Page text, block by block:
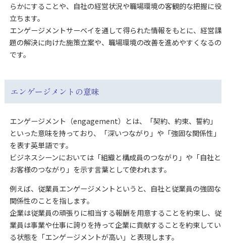
らかにすることや、自社の経営状況や職場環境の客観的な把握に役
立ちます。
エンゲージメントサーベイを通して得られた情報をもとに、経営課
題の解決に向けた施策立案や、職場環境の改善を進めやすくなるの
です。
エンゲージメントの意味
エンゲージメント（engagement）とは、「契約、約束、誓約」
といった意味を持っており、「深いつながり」や「強固な関係性」
を表す英単語です。
ビジネスシーンにおいては「組織と構成員のつながり」や「自社と
お客様のつながり」を示す言葉として使われます。
例えば、従業員エンゲージメントというと、自社と従業員の強固な
関係性のことを指します。
企業は従業員の頑張りに相当する報酬を用意することを約束し、従
業員は事業や仕事に誇りを持って企業に貢献することを約束してい
る状態を「エンゲージメントが高い」と表現します。